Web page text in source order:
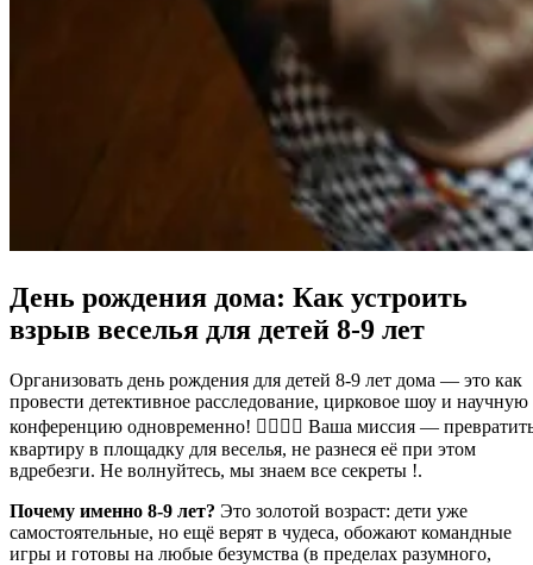
День рождения дома: Как устроить
взрыв веселья для детей 8-9 лет
Организовать день рождения для детей 8-9 лет дома — это как
провести детективное расследование, цирковое шоу и научную
конференцию одновременно! 🕵️‍♂️🎪🔬 Ваша миссия —
квартиру в площадку для веселья, не разнеся её при этом
вдребезги. Не волнуйтесь, мы знаем все секреты !.
Почему именно 8-9 лет? Это золотой возраст: дети уже
самостоятельные, но ещё верят в чудеса, обожают командные
игры и готовы на любые безумства (в пределах разумного,